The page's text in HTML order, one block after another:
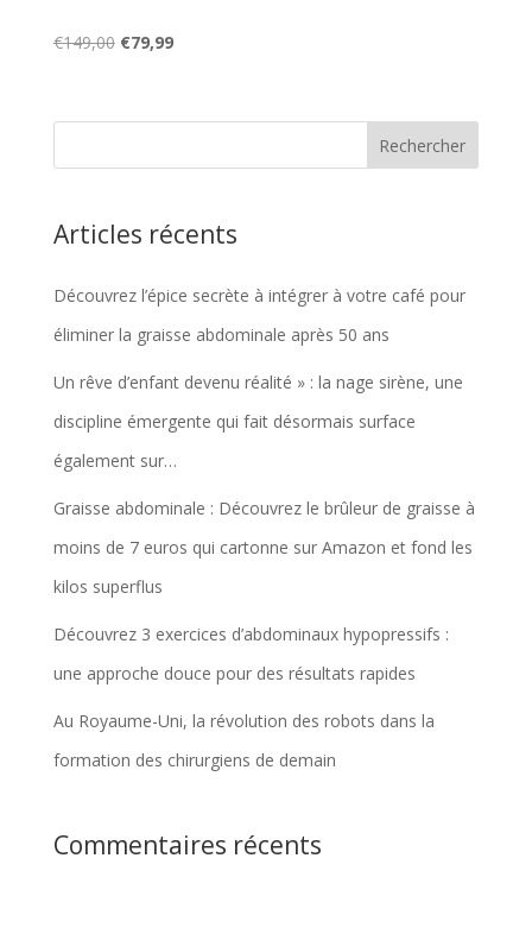
€149,00 Le
était :
€79,99Le
est :
Articles récents
Découvrez l’épice secrète à intégrer à votre café pour
éliminer la graisse abdominale après 50 ans
Un rêve d’enfant devenu réalité » : la nage sirène, une
discipline émergente qui fait désormais surface
également sur…
Graisse abdominale : Découvrez le brûleur de graisse à
moins de 7 euros qui cartonne sur Amazon et fond les
kilos superflus
Découvrez 3 exercices d’abdominaux hypopressifs :
une approche douce pour des résultats rapides
Au Royaume-Uni, la révolution des robots dans la
formation des chirurgiens de demain
Commentaires récents